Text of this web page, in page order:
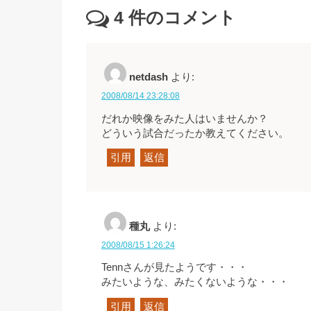
4 件のコメント
netdash より:
2008/08/14 23:28:08
だれか映像をみた人はいませんか？
どういう試合だったか教えてください。
引用 返信
種丸 より:
2008/08/15 1:26:24
Tennさんが見たようです・・・
みたいような、みたくないような・・・
引用 返信